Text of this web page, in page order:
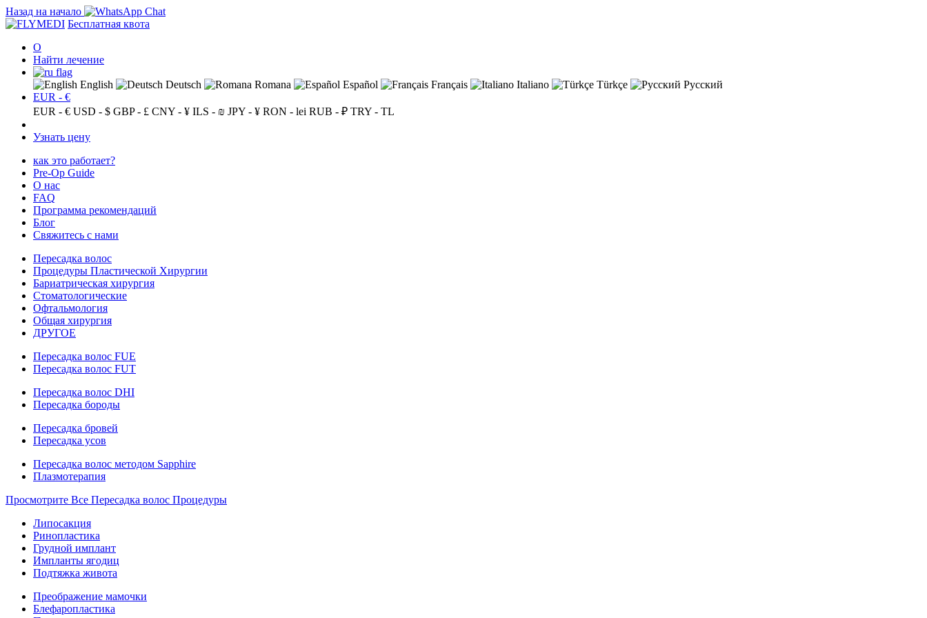
Назад на начало
Бесплатная квота
О
Найти лечение
English Deutsch Romana Español Français Italiano Türkçe
Русский
EUR - €
EUR - € USD - $ GBP - £ CNY - ¥ ILS - ₪ JPY - ¥ RON - lei RUB - ₽ TRY - TL
Узнать цену
как это работает?
Pre-Op Guide
О нас
FAQ
Программа рекомендаций
Блог
Свяжитесь с нами
Пересадка волос
Процедуры Пластической Хирургии
Бариатрическая хирургия
Стоматологические
Офтальмология
Общая хирургия
ДРУГОЕ
Пересадка волос FUE
Пересадка волос FUT
Пересадка волос DHI
Пересадка бороды
Пересадка бровей
Пересадка усов
Пересадка волос методом Sapphire
Плазмотерапия
Просмотрите Все Пересадка волос Процедуры
Липосакция
Ринопластика
Грудной имплант
Импланты ягодиц
Подтяжка живота
Преображение мамочки
Блефаропластика